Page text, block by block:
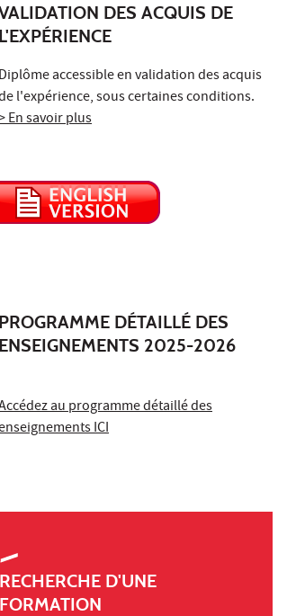
DES ACQUIS DE
L'EXPÉRIENCE
Diplôme accessible en validation des acquis
l'expérience, sous certaines conditions.
En savoir plus
PROGRAMME DÉTAILLÉ DES
ENSEIGNEMENTS 2025-2026
au programme détaillé des
ICI
RECHERCHE D'UNE
FORMATION